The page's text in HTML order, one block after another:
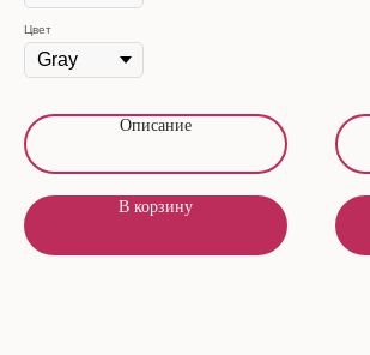
Цвет
Описание
В корзину